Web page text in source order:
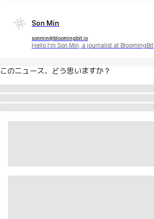
Son Min
sonmin@bloomingbit.io
Hello I’m Son Min, a journalist at BloomingBit
このニュース、どう思いますか？